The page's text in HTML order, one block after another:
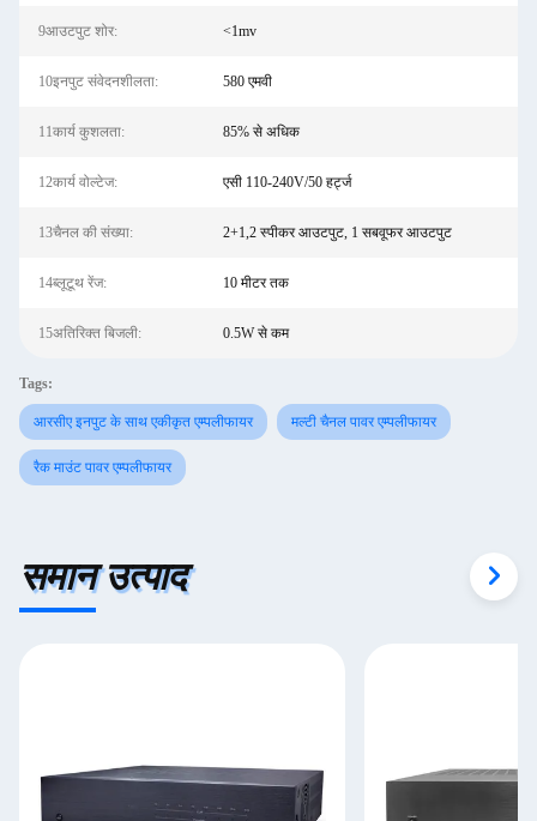
9आउटपुट शोर: <1mv
10इनपुट संवेदनशीलता: 580 एमवी
11कार्य कुशलता: 85% से अधिक
12कार्य वोल्टेज: एसी 110-240V/50 हर्ट्ज
13चैनल की संख्या: 2+1,2 स्पीकर आउटपुट, 1 सबवूफर आउटपुट
14ब्लूटूथ रेंज: 10 मीटर तक
15अतिरिक्त बिजली: 0.5W से कम
Tags:
आरसीए इनपुट के साथ एकीकृत एम्पलीफायर मल्टी चैनल पावर एम्पलीफायर
रैक माउंट पावर एम्पलीफायर
समान उत्पाद